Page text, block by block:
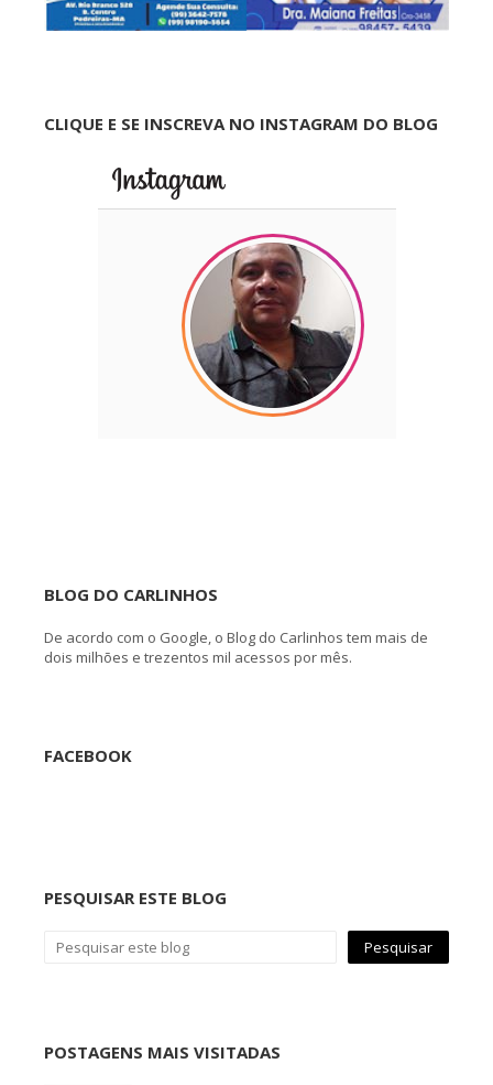
CLIQUE E SE INSCREVA NO INSTAGRAM DO BLOG
BLOG DO CARLINHOS
De acordo com o Google, o Blog do Carlinhos tem mais de
dois milhões e trezentos mil acessos por mês.
FACEBOOK
PESQUISAR ESTE BLOG
POSTAGENS MAIS VISITADAS